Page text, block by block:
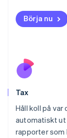
Börja nu
Tax
Håll koll på
automatiskt
rapporter som
Norge
English
English
Portugal
Schweiz
Deutsch
Singapore